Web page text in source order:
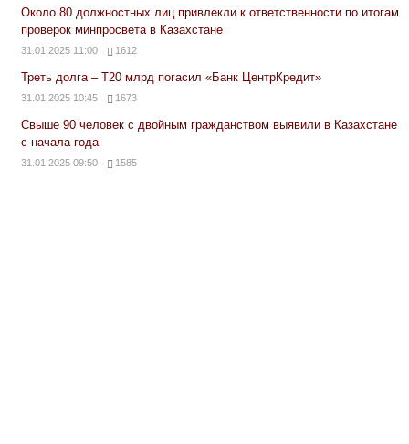
Около 80 должностных лиц привлекли к ответственности по итогам
проверок минпросвета в Казахстане
31.01.2025 11:00 1612
Треть долга – Т20 млрд погасил «Банк ЦентрКредит»
31.01.2025 10:45 1673
Свыше 90 человек с двойным гражданством выявили в Казахстане
с начала года
31.01.2025 09:50 1585